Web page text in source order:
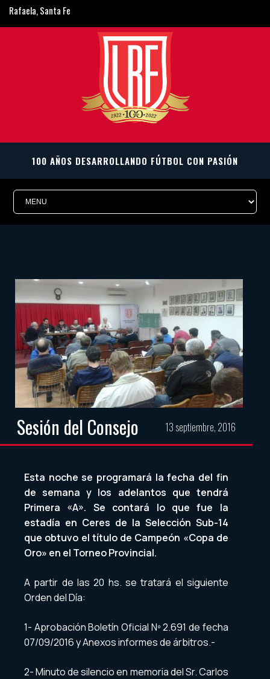
Rafaela, Santa Fe
ligarafaelina@gmail.com
Sesión del Consejo 13 septiembre, 2016
Esta noche se programará la fecha del fin
de semana y los adelantos que tendrá
Primera «A». Se contará lo que fue la
estadía en Ceres de la Selección Sub-14
que obtuvo el título de Campeón «Copa de
Oro» en el Torneo Provincial.
A partir de las 20 hs. se tratará el siguiente
Orden del Día:
1- Aprobación Boletín Oficial Nº 2.691 de fecha
07/09/2016 y Anexos informes de árbitros.-
2- Minuto de silencio en memoria del Sr. Carlos